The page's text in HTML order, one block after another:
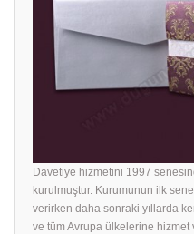
Davetiye hizmetini 1997
kurulmuştur. Kurumunun ilk
verirken daha sonraki yıllarda
ve tüm Avrupa ülkelerine